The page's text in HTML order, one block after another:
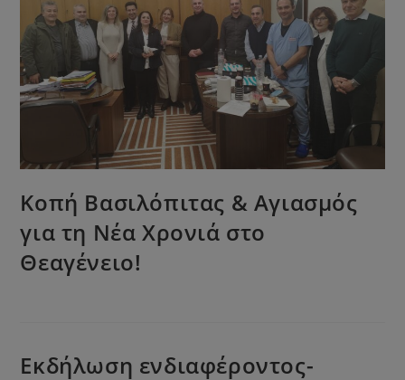
Κοπή Βασιλόπιτας & Αγιασμός
για τη Νέα Χρονιά στο
Θεαγένειο!
Εκδήλωση ενδιαφέροντος-